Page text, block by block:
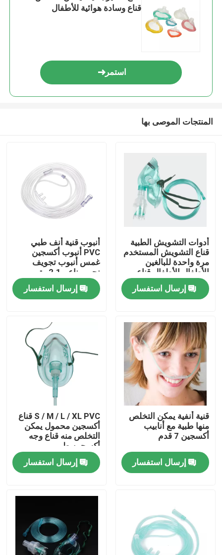
المنزل
المنتجات
فيديوهات
حولنا
جولة في المصنع
مراقبة الجودة
اتصل بنا
قناع الأكسجين الطبي
قناع الأكسجين الفنتوري
قناع وسادة هوائية للأطفال
استمر
المنتجات الموصى بها
أدوات التشويش الطبية
قناع التشويش المستخدم
مرة واحدة للبالغين
الأطفال الأطفال قناع
التشويش قناع التشويش
إرسال استفسار
أنبوب قنية أنف طبي
PVC أنبوب أكسجين
غمس أنبوب تجويف
نجمي ناعم 2.1 متر
إرسال استفسار
قنية أنفية يمكن التخلص
منها طبية مع أنابيب
أكسجين 7 قدم
إرسال استفسار
S / M / L / XL PVC قناع
أكسجين محمول يمكن
التخلص منه قناع وجه
أكسجين طبي
إرسال استفسار